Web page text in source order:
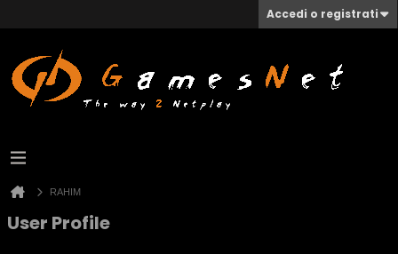
Accedi o registrati
RAHIM
User Profile